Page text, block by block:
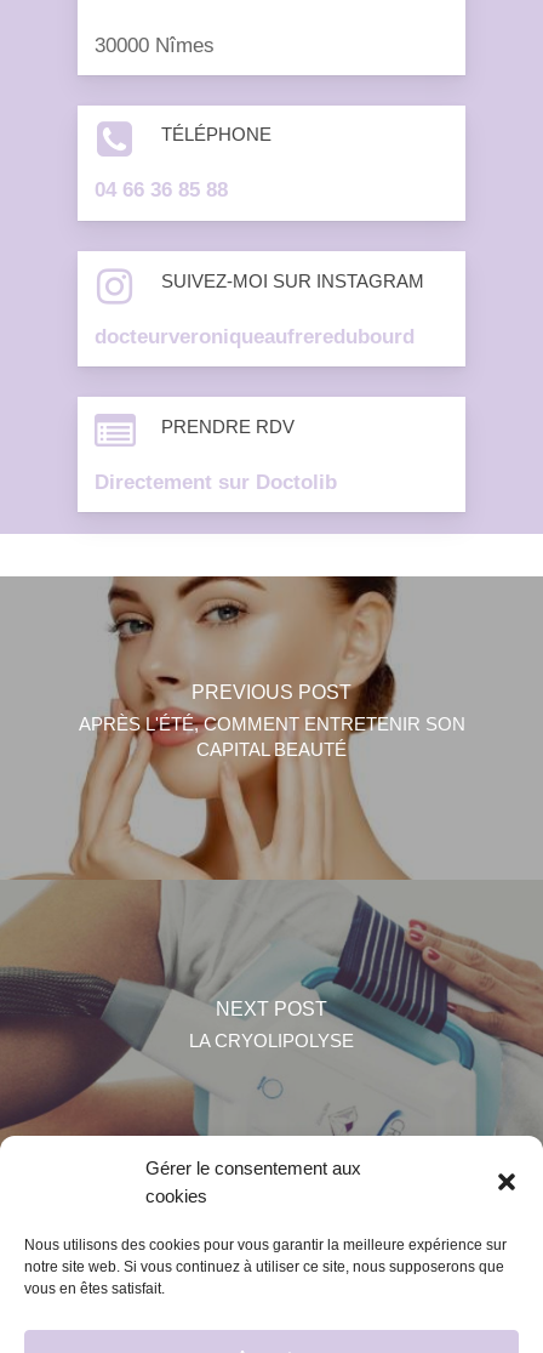
Gérer le consentement aux
cookies
Nous utilisons des cookies pour vous garantir la meilleure expérience sur
notre site web. Si vous continuez à utiliser ce site, nous supposerons que
vous en êtes satisfait.
30000 Nîmes
TÉLÉPHONE
04 66 36 85 88
SUIVEZ-MOI SUR INSTAGRAM
docteurveroniqueaufreredubourd
PRENDRE RDV
Directement sur Doctolib
PREVIOUS POST
APRÈS L'ÉTÉ, COMMENT ENTRETENIR SON
CAPITAL BEAUTÉ
NEXT POST
LA CRYOLIPOLYSE